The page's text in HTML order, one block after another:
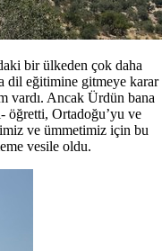
bir ülkeden çok daha
dil eğitimine gitmeye karar
vardı. Ancak Ürdün bana
öğretti, Ortadoğu’yu ve
ve ümmetimiz için bu
vesile oldu.